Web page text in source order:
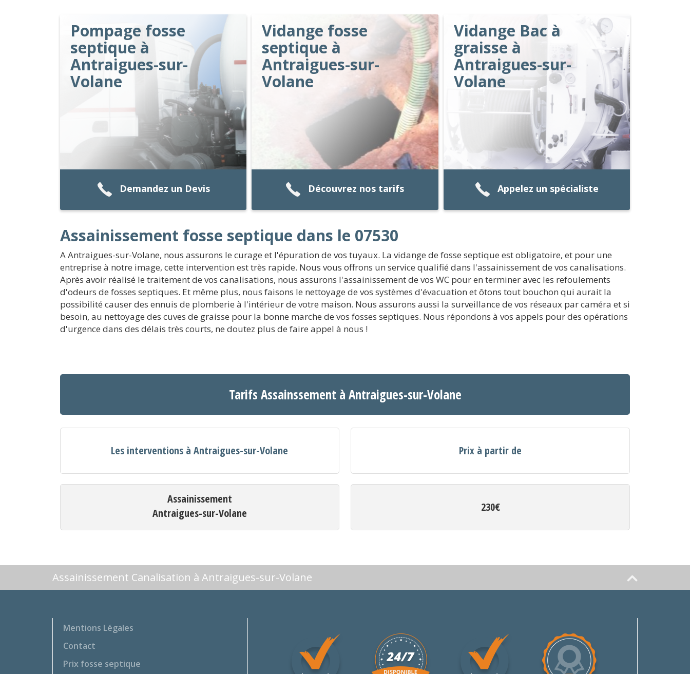
Pompage fosse
septique à
Antraigues-sur-
Volane
Demandez un Devis
Vidange fosse
septique à
Antraigues-sur-
Volane
Découvrez nos tarifs
Vidange Bac à
graisse à
Antraigues-sur-
Volane
Appelez un spécialiste
Assainissement fosse septique dans le 07530
A Antraigues-sur-Volane, nous assurons le curage et l'épuration de vos tuyaux. La vidange de fosse septique est obligatoire, et pour une
entreprise à notre image, cette intervention est très rapide. Nous vous offrons un service qualifié dans l'assainissement de vos canalisations.
Après avoir réalisé le traitement de vos canalisations, nous assurons l'assainissement de vos WC pour en terminer avec les refoulements
d'odeurs de fosses septiques. Et même plus, nous faisons le nettoyage de vos systèmes d'évacuation et ôtons tout bouchon qui aurait la
possibilité causer des ennuis de plomberie à l'intérieur de votre maison. Nous assurons aussi la surveillance de vos réseaux par caméra et si
besoin, au nettoyage des cuves de graisse pour la bonne marche de vos fosses septiques. Nous répondons à vos appels pour des opérations
d'urgence dans des délais très courts, ne doutez plus de faire appel à nous !
Tarifs Assainssement à Antraigues-sur-Volane
Les interventions à Antraigues-sur-Volane Prix à partir de
Assainissement
Antraigues-sur-Volane
230€
Assainissement Canalisation à Antraigues-sur-Volane
Mentions Légales
Contact
Prix fosse septique